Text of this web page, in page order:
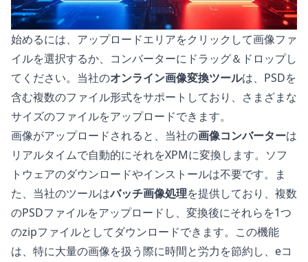
始めるには、アップロードエリアをクリックして画像ファ
イルを選択するか、コンバーターにドラッグ＆ドロップし
てください。当社のオンライン画像変換ツールは、PSDを
含む複数のファイル形式をサポートしており、さまざまな
サイズのファイルをアップロードできます。
画像がアップロードされると、当社の画像コンバーターは
リアルタイムで自動的にそれをXPMに変換します。ソフ
トウェアのダウンロードやインストールは不要です。ま
た、当社のツールはバッチ画像処理を提供しており、複数
のPSDファイルをアップロードし、変換後にそれらを1つ
のzipファイルとしてダウンロードできます。この機能
は、特に大量の画像を扱う際に時間と労力を節約し、eコ